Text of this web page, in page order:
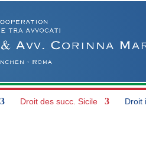
Droit des succ. Sicile Droit